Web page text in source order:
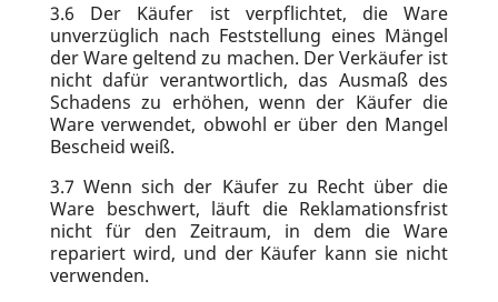
3.6 Der Käufer ist verpflichtet, die Ware
unverzüglich nach Feststellung eines Mängel
der Ware geltend zu machen. Der Verkäufer ist
nicht dafür verantwortlich, das Ausmaß des
Schadens zu erhöhen, wenn der Käufer die
Ware verwendet, obwohl er über den Mangel
Bescheid weiß.
3.7Wenn sich der Käufer zu Recht über die
Ware beschwert, läuft die Reklamationsfrist
nicht für den Zeitraum, in dem die Ware
repariert wird, und der Käufer kann sie nicht
verwenden.